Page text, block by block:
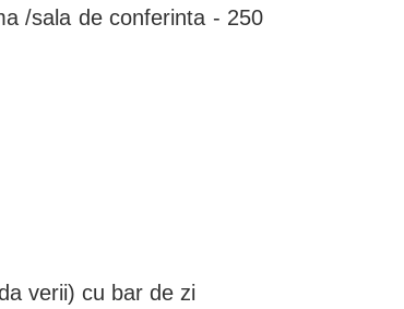
/sala de conferinta - 250
verii) cu bar de zi